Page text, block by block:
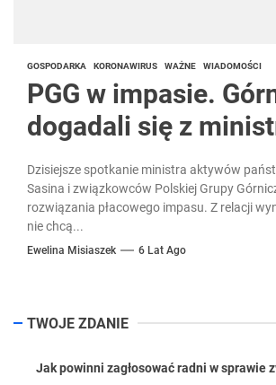
GOSPODARKA KORONAWIRUS WAŻNE WIADOMOŚCI
PGG w impasie.
dogadali się z
Dzisiejsze spotkanie ministra aktywów
Sasina i związkowców Polskiej Grupy
rozwiązania płacowego impasu. Z relacji
nie chcą...
Ewelina Misiaszek 6 Lat Ago
TWOJE ZDANIE
Jak powinni zagłosować radni w sprawie